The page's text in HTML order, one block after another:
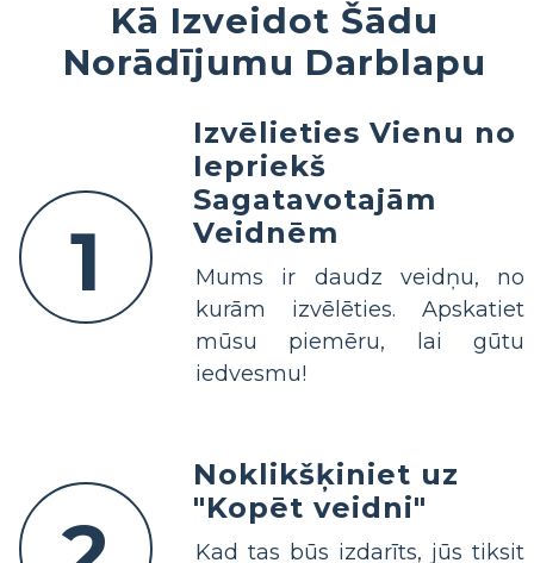
Kā Izveidot Šādu
Norādījumu Darblapu
1
Izvēlieties Vienu no
Iepriekš
Sagatavotajām
Veidnēm
Mums ir daudz veidņu, no
kurām izvēlēties. Apskatiet
mūsu piemēru, lai gūtu
iedvesmu!
Noklikšķiniet uz
"Kopēt veidni"
Kad tas būs izdarīts, jūs tiksit